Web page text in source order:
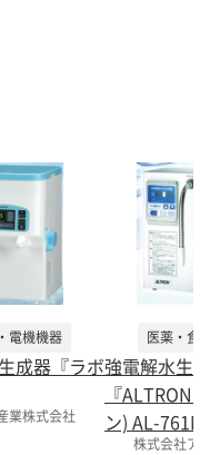
電機機器
成器『ラボ
業株式会社
医薬・食品
強電解水生成
『ALTRON(
ン) AL-761N』
株式会社アル